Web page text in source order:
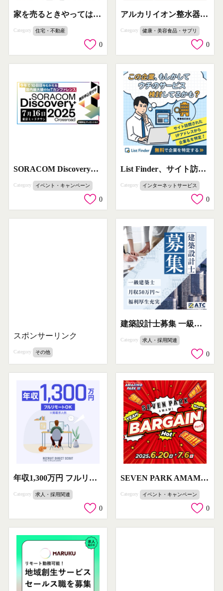
家を売るときやってはいけないNG行為とは？
Category 住宅・不動産
0
アルカリイオン整水器 TK-AS47
Category 健康・美容食品・サプリ
0
SORACOM Discovery+ 2025
Category イベント・キャンペーン
0
List Finder、サイト訪問されたIPアドレスから企業名を特定！無料で企業を特定する
Category インターネットサービス
0
スポンサーリンク
Category その他
建築設計士募集 一級建築士 月収50万円～
Category 求人・採用関連
0
年収1,300万円 フルリモートOK リクルートダイレクトスカウト求人
Category 求人・採用関連
0
SEVEN PARK AMAMI バーゲンセール Part1
Category イベント・キャンペーン
0